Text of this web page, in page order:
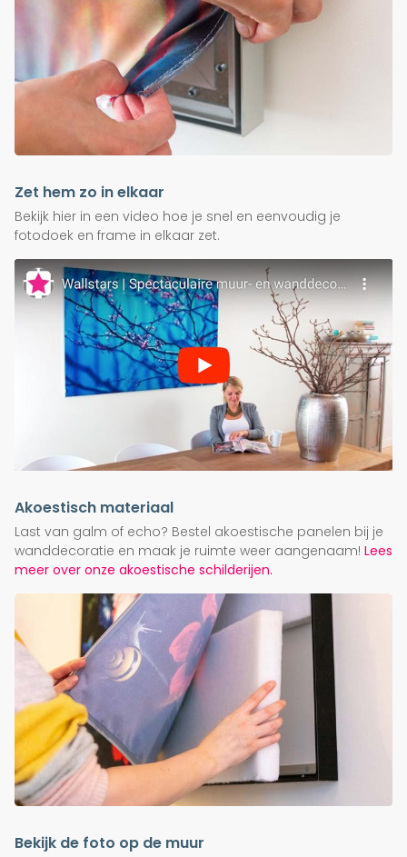
Zet hem zo in elkaar
Bekijk hier in een video hoe je snel en eenvoudig je
fotodoek en frame in elkaar zet.
Akoestisch materiaal
Last van galm of echo? Bestel akoestische panelen bij je
wanddecoratie en maak je ruimte weer aangenaam! Lees
meer over onze akoestische schilderijen.
Bekijk de foto op de muur